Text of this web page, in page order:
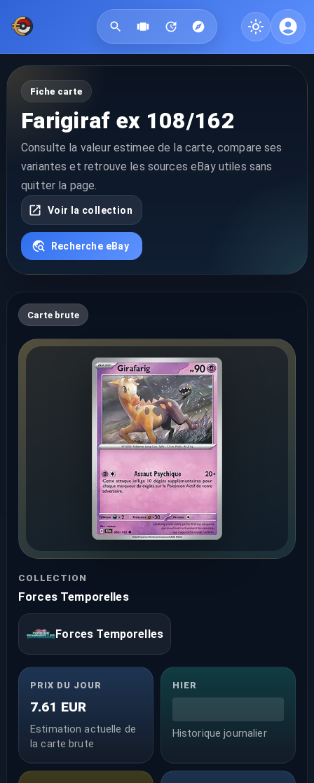
Fiche carte
Farigiraf ex 108/162
Consulte la valeur estimee de la carte, compare ses
variantes et retrouve les sources eBay utiles sans
quitter la page.
Voir la collection
Recherche eBay
Carte brute
COLLECTION
Forces Temporelles
Forces Temporelles
PRIX DU JOUR
7.61 EUR
Estimation actuelle de
la carte brute
HIER
Historique journalier